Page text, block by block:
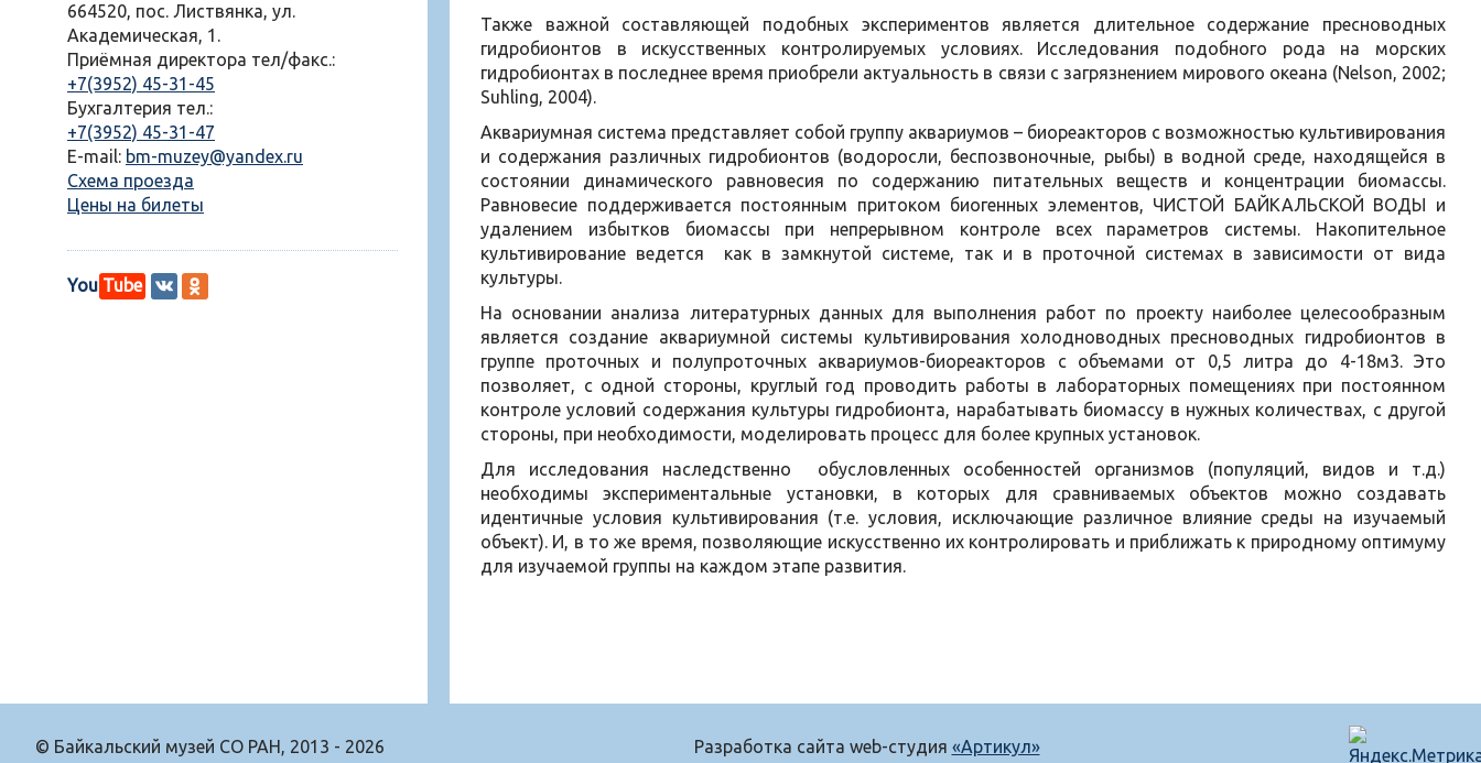
664520, пос. Листвянка, ул.
Академическая, 1.
Приёмная директора тел/факс.:
+7(3952) 45-31-45
Бухгалтерия тел.:
+7(3952) 45-31-47
E-mail: bm-muzey@yandex.ru
Схема проезда
Цены на билеты
You Tube
Также важной составляющей подобных экспериментов является длительное содержание пресноводных
гидробионтов в искусственных контролируемых условиях. Исследования подобного рода на морских
гидробионтах в последнее время приобрели актуальность в связи с загрязнением мирового океана (Nelson, 2002;
Suhling, 2004).
Аквариумная система представляет собой группу аквариумов – биореакторов с возможностью культивирования
и содержания различных гидробионтов (водоросли, беспозвоночные, рыбы) в водной среде, находящейся в
состоянии динамического равновесия по содержанию питательных веществ и концентрации биомассы.
Равновесие поддерживается постоянным притоком биогенных элементов, ЧИСТОЙ БАЙКАЛЬСКОЙ ВОДЫ и
удалением избытков биомассы при непрерывном контроле всех параметров системы. Накопительное
культивирование ведется как в замкнутой системе, так и в проточной системах в зависимости от вида
культуры.
На основании анализа литературных данных для выполнения работ по проекту наиболее целесообразным
является создание аквариумной системы культивирования холодноводных пресноводных гидробионтов в
группе проточных и полупроточных аквариумов-биореакторов с объемами от 0,5 литра до 4-18м3. Это
позволяет, с одной стороны, круглый год проводить работы в лабораторных помещениях при постоянном
контроле условий содержания культуры гидробионта, нарабатывать биомассу в нужных количествах, с другой
стороны, при необходимости, моделировать процесс для более крупных установок.
Для исследования наследственно обусловленных особенностей организмов (популяций, видов и т.д.)
необходимы экспериментальные установки, в которых для сравниваемых объектов можно создавать
идентичные условия культивирования (т.е. условия, исключающие различное влияние среды на изучаемый
объект). И, в то же время, позволяющие искусственно их контролировать и приближать к природному оптимуму
для изучаемой группы на каждом этапе развития.
© Байкальский музей СО РАН, 2013 - 2026 Разработка сайта web-студия «Артикул»